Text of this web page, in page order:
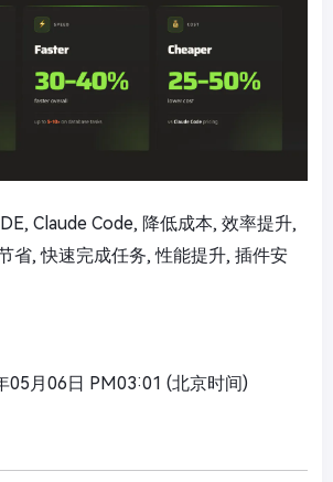
Claude Code, 降低成本, 效率提升,
省, 快速完成任务, 性能提升, 插件安
05月06日 PM03:01 (北京时间)